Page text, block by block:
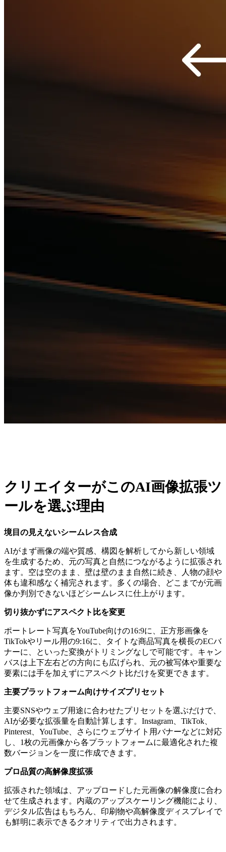
クリエイターがこのAI画像拡張ツ
ールを選ぶ理由
境目の見えないシームレス合成
AIがまず画像の端や質感、構図を解析してから新しい領域
を生成するため、元の写真と自然につながるように拡張され
ます。空は空のまま、壁は壁のまま自然に続き、人物の顔や
体も違和感なく補完されます。多くの場合、どこまでが元画
像か判別できないほどシームレスに仕上がります。
切り抜かずにアスペクト比を変更
ポートレート写真をYouTube向けの16:9に、正方形画像を
TikTokやリール用の9:16に、タイトな商品写真を横長のECバ
ナーに、といった変換がトリミングなしで可能です。キャン
バスは上下左右どの方向にも広げられ、元の被写体や重要な
要素には手を加えずにアスペクト比だけを変更できます。
主要プラットフォーム向けサイズプリセット
主要SNSやウェブ用途に合わせたプリセットを選ぶだけで、
AIが必要な拡張量を自動計算します。Instagram、TikTok、
Pinterest、YouTube、さらにウェブサイト用バナーなどに対応
し、1枚の元画像から各プラットフォームに最適化された複
数バージョンを一度に作成できます。
プロ品質の高解像度拡張
拡張された領域は、アップロードした元画像の解像度に合わ
せて生成されます。内蔵のアップスケーリング機能により、
デジタル広告はもちろん、印刷物や高解像度ディスプレイで
も鮮明に表示できるクオリティで出力されます。